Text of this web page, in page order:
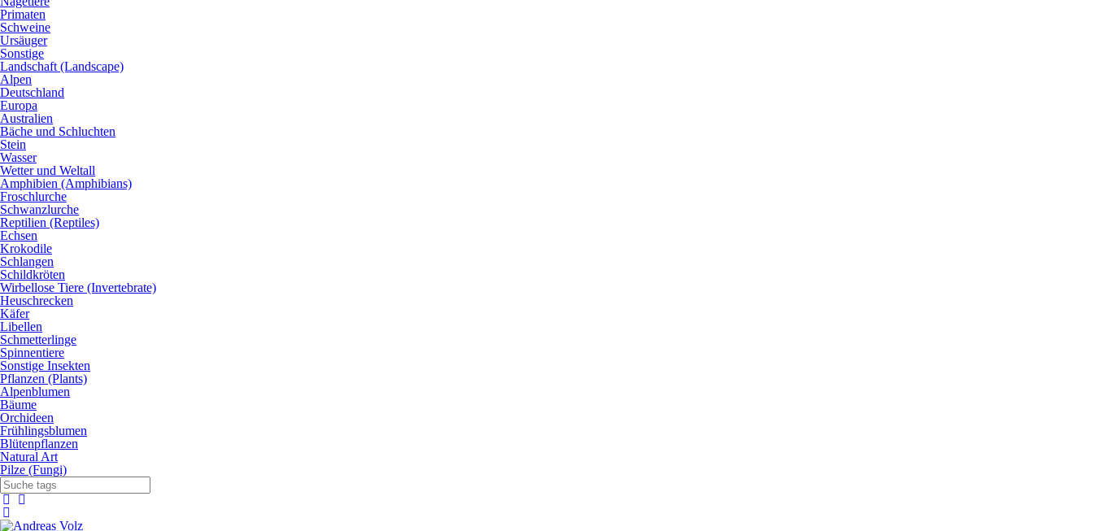
Primaten
Schweine
Ursäuger
Sonstige
Landschaft (Landscape)
Alpen
Deutschland
Europa
Australien
Bäche und Schluchten
Stein
Wasser
Wetter und Weltall
Amphibien (Amphibians)
Froschlurche
Schwanzlurche
Reptilien (Reptiles)
Echsen
Krokodile
Schlangen
Schildkröten
Wirbellose Tiere (Invertebrate)
Heuschrecken
Käfer
Libellen
Schmetterlinge
Spinnentiere
Sonstige Insekten
Pflanzen (Plants)
Alpenblumen
Bäume
Orchideen
Frühlingsblumen
Blütenpflanzen
Natural Art
Pilze (Fungi)